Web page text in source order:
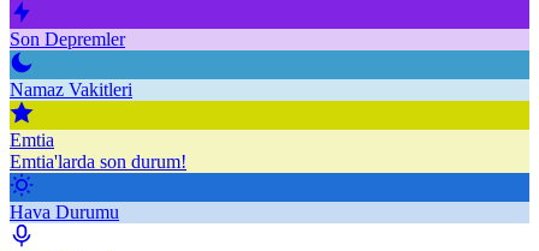
Son Depremler
Namaz Vakitleri
Emtia
Emtia'larda son durum!
Hava Durumu